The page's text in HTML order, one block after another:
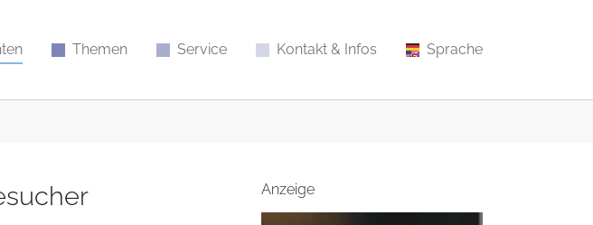
Themen Service Kontakt & Infos Sprache
Anzeige